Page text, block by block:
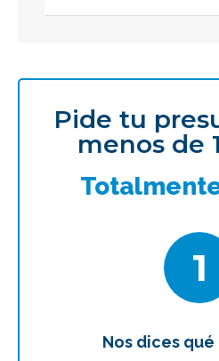
Pide tu
menos de
1
Nos dices